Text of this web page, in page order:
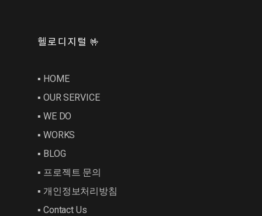
헬로디지털 🤟
▪︎ HOME
▪︎ OUR SERVICE
▪︎ WE DO
▪︎ WORKS
▪︎ BLOG
▪︎ 프로젝트 문의
▪︎ 개인정보처리방침
▪︎ Contact Us